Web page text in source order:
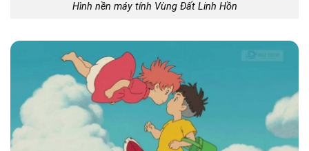
Hình nền máy tính Vùng Đất Linh Hồn